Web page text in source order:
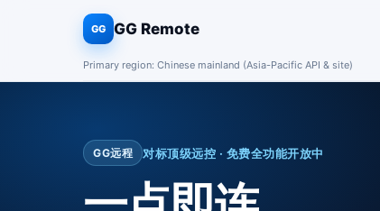
GG GG Remote
Primary region: Chinese mainland (Asia-Pacific API & site)
GG远程 对标顶级远控 · 免费全功能开放中